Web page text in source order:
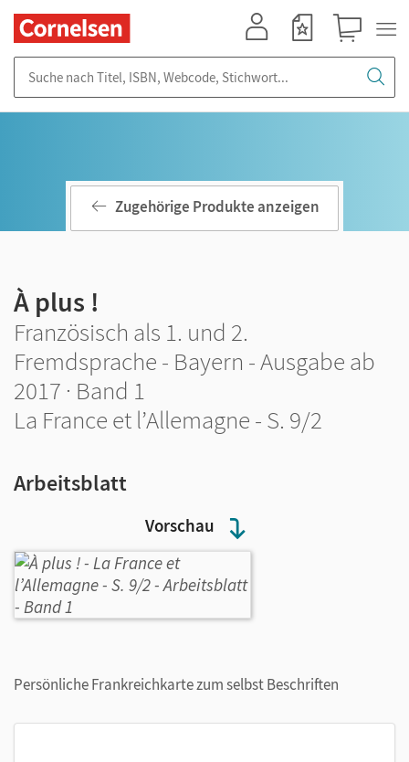
Vorschau
Zugehörige Produkte anzeigen
À plus !
Französisch als 1. und 2.
Fremdsprache - Bayern - Ausgabe ab
2017 · Band 1
La France et l’Allemagne - S. 9/2
Arbeitsblatt
Persönliche Frankreichkarte zum selbst Beschriften